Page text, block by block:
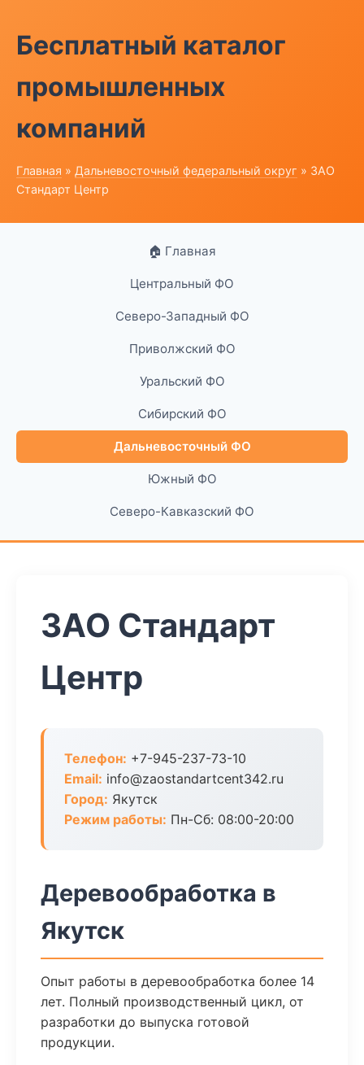
Бесплатный каталог
промышленных
компаний
Главная » Дальневосточный федеральный округ » ЗАО
Стандарт Центр
🏠 Главная
Центральный ФО
Северо-Западный ФО
Приволжский ФО
Уральский ФО
Сибирский ФО
Дальневосточный ФО
Южный ФО
Северо-Кавказский ФО
ЗАО Стандарт
Центр
Телефон: +7-945-237-73-10
Email: info@zaostandartcent342.ru
Город: Якутск
Режим работы: Пн-Сб: 08:00-20:00
Деревообработка в
Якутск
Опыт работы в деревообработка более 14
лет. Полный производственный цикл, от
разработки до выпуска готовой
продукции.